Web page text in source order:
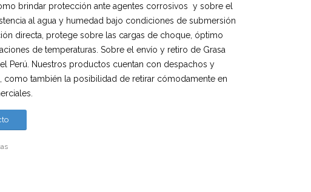
brindar protección ante agentes corrosivos y sobre el
al agua y humedad bajo condiciones de submersión
directa, protege sobre las cargas de choque, óptimo
de temperaturas. Sobre el envío y retiro de Grasa
Perú. Nuestros productos cuentan con despachos y
como también la posibilidad de retirar cómodamente en